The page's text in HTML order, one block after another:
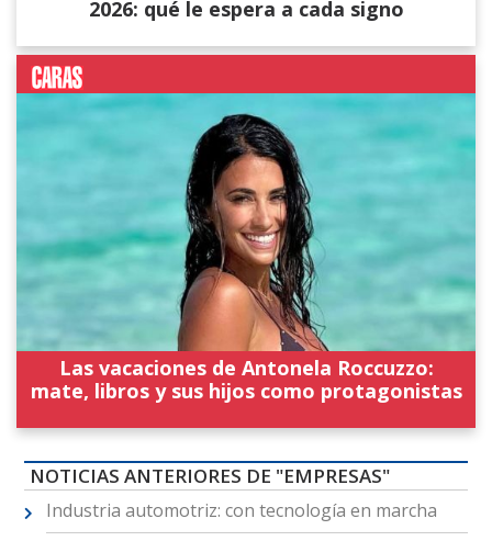
2026: qué le espera a cada signo
Las vacaciones de Antonela Roccuzzo:
mate, libros y sus hijos como protagonistas
NOTICIAS ANTERIORES DE "EMPRESAS"
Industria automotriz: con tecnología en marcha